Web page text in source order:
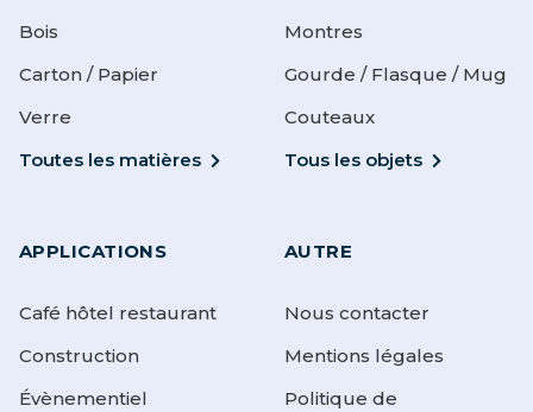
Bois
Carton / Papier
Verre
Toutes les matières
Montres
Gourde / Flasque / Mug
Couteaux
Tous les objets
APPLICATIONS
Café hôtel restaurant
Construction
Évènementiel
AUTRE
Nous contacter
Mentions légales
Politique de